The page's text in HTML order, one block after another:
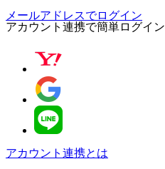
メールアドレスでログイン
アカウント連携で簡単ログイン
アカウント連携とは